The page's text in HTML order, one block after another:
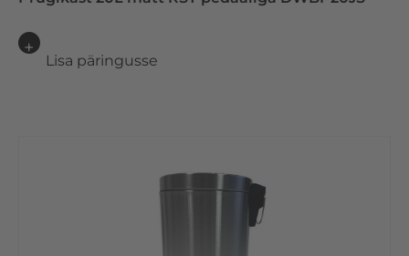
Lisa päringusse